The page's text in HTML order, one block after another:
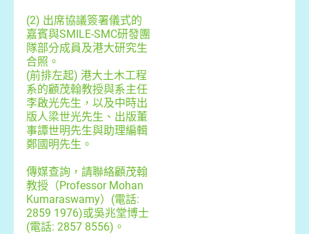
(2) 出席協議簽署儀式的
嘉賓與SMILE-SMC研發團
隊部分成員及港大研究生
合照。
(前排左起) 港大土木工程
系的顧茂翰教授與系主任
李啟光先生，以及中時出
版人梁世光先生、出版董
事譚世明先生與助理編輯
鄭國明先生。
傳媒查詢，請聯絡顧茂翰
教授（Professor Mohan
Kumaraswamy）(電話:
2859 1976)或吳兆堂博士
(電話: 2857 8556)。